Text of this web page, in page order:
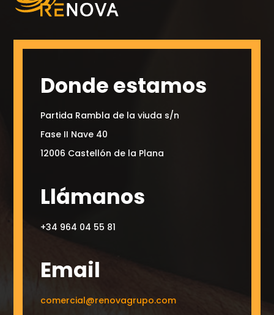
Donde estamos
Partida Rambla de la viuda s/n
Fase II Nave 40
12006 Castellón de la Plana
Llámanos
+34 964 04 55 81
Email
comercial@renovagrupo.com